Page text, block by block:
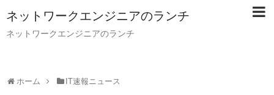
ネットワークエンジニアのランチ
ネットワークエンジニアのランチ
ホーム IT速報ニュース